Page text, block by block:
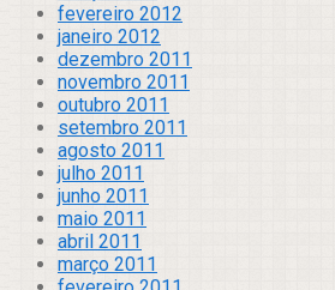
fevereiro 2012
janeiro 2012
dezembro 2011
novembro 2011
outubro 2011
setembro 2011
agosto 2011
julho 2011
junho 2011
maio 2011
abril 2011
março 2011